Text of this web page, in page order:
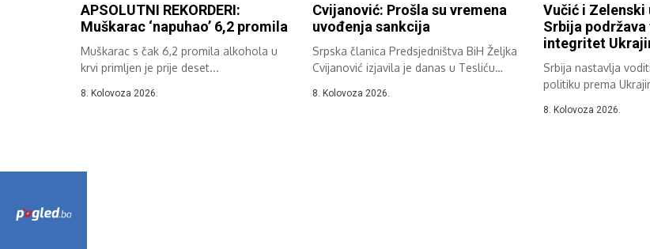
APSOLUTNI REKORDERI:
Muškarac ‘napuhao’ 6,2 promila
Muškarac s čak 6,2 promila alkohola u
krvi primljen je prije deset...
8. Kolovoza 2026.
Cvijanović: Prošla su vremena
uvođenja sankcija
Srpska članica Predsjedništva BiH Željka
Cvijanović izjavila je danas u Tesliću
8. Kolovoza 2026.
Vučić i Zelenski
Srbija
integritet
Srbija nastavlja
politiku prema
8. Kolovoza 2026.